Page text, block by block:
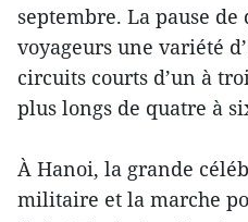
septembre. La pause
voyageurs une variété
circuits courts d’un à
plus longs de quatre à
À Hanoi, la grande
militaire et la marche